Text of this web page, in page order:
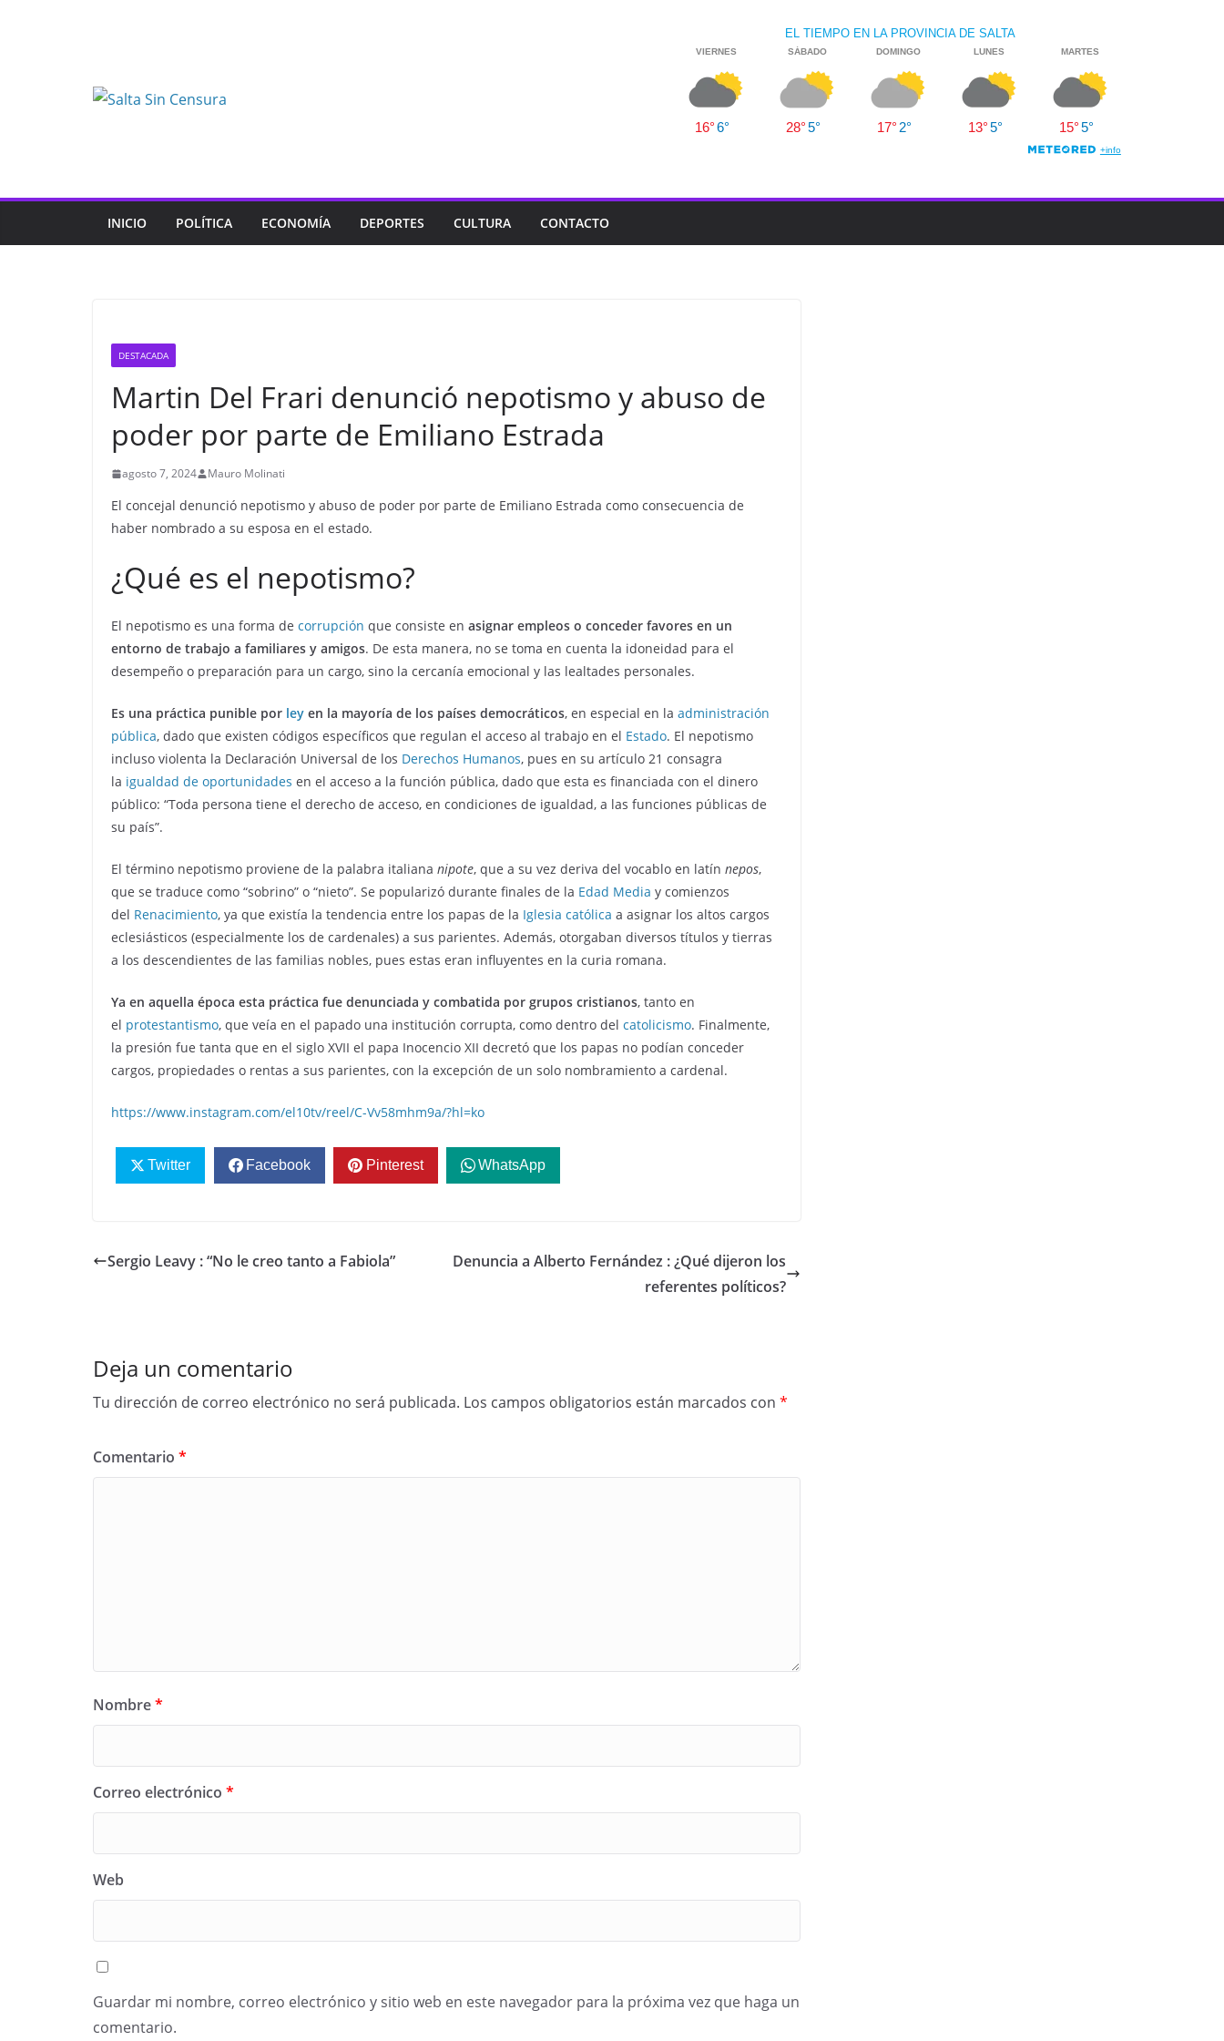
INICIO POLÍTICA ECONOMÍA DEPORTES CULTURA CONTACTO
DESTACADA
Martin Del Frari denunció nepotismo y abuso de
poder por parte de Emiliano Estrada
agosto 7, 2024 Mauro Molinati
El concejal denunció nepotismo y abuso de poder por parte de Emiliano Estrada como consecuencia de
haber nombrado a su esposa en el estado.
¿Qué es el nepotismo?
El nepotismo es una forma de corrupción que consiste en asignar empleos o conceder favores en un
entorno de trabajo a familiares y amigos. De esta manera, no se toma en cuenta la idoneidad para el
desempeño o preparación para un cargo, sino la cercanía emocional y las lealtades personales.
Es una práctica punible por ley en la mayoría de los países democráticos, en especial en la administración
pública, dado que existen códigos específicos que regulan el acceso al trabajo en el Estado. El nepotismo
incluso violenta la Declaración Universal de los Derechos Humanos, pues en su artículo 21 consagra
la igualdad de oportunidades en el acceso a la función pública, dado que esta es financiada con el dinero
público: “Toda persona tiene el derecho de acceso, en condiciones de igualdad, a las funciones públicas de
su país”.
El término nepotismo proviene de la palabra italiana nipote, que a su vez deriva del vocablo en latín nepos,
que se traduce como “sobrino” o “nieto”. Se popularizó durante finales de la Edad Media y comienzos
del Renacimiento, ya que existía la tendencia entre los papas de la Iglesia católica a asignar los altos cargos
eclesiásticos (especialmente los de cardenales) a sus parientes. Además, otorgaban diversos títulos y tierras
a los descendientes de las familias nobles, pues estas eran influyentes en la curia romana.
Ya en aquella época esta práctica fue denunciada y combatida por grupos cristianos, tanto en
el protestantismo, que veía en el papado una institución corrupta, como dentro del catolicismo. Finalmente,
la presión fue tanta que en el siglo XVII el papa Inocencio XII decretó que los papas no podían conceder
cargos, propiedades o rentas a sus parientes, con la excepción de un solo nombramiento a cardenal.
https://www.instagram.com/el10tv/reel/C-Vv58mhm9a/?hl=ko
Twitter Facebook Pinterest WhatsApp
Sergio Leavy : “No le creo tanto a Fabiola”
Denuncia a Alberto Fernández : ¿Qué dijeron los
referentes políticos?
Deja un comentario
Tu dirección de correo electrónico no será publicada. Los campos obligatorios están marcados con *
Comentario *
Nombre*
Correo electrónico *
Web
Guardar mi nombre, correo electrónico y sitio web en este navegador para la próxima vez que haga un
comentario.